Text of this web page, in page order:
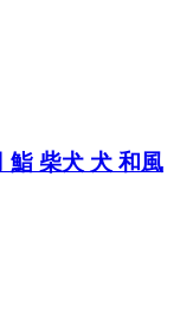
鮨 柴犬 犬 和風